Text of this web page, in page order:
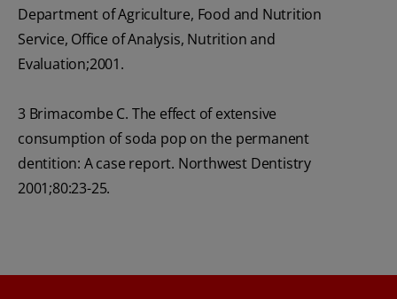
Department of Agriculture, Food and Nutrition
Service, Office of Analysis, Nutrition and
Evaluation;2001.
3 Brimacombe C. The effect of extensive
consumption of soda pop on the permanent
dentition: A case report. Northwest Dentistry
2001;80:23-25.